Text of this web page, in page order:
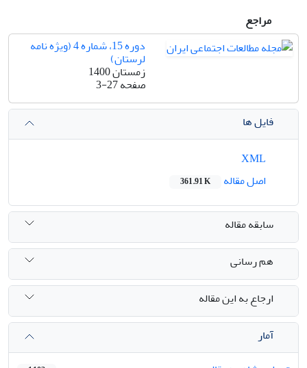
مراجع
دوره 15، شماره 4 (ویژه نامه
لرستان)
زمستان 1400
صفحه3-27
فایل ها
اصل مقاله
361.91 K
سابقه مقاله
هم رسانی
ارجاع به این مقاله
آمار